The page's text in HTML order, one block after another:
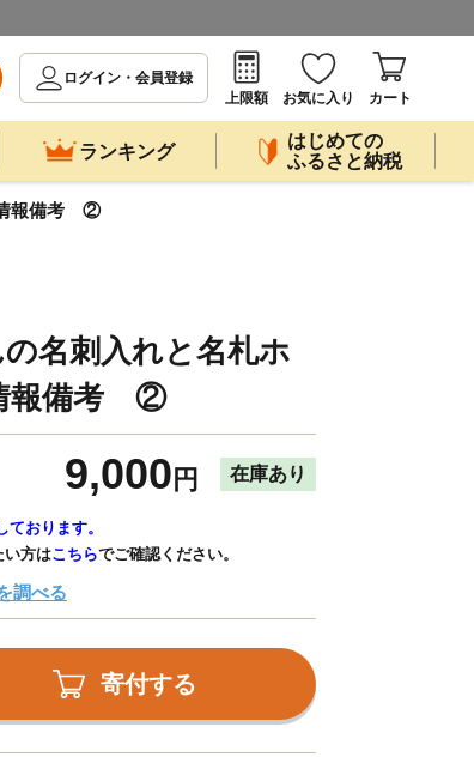
ログイン・会員登録
上限額
お気に入り カート
ランキング
はじめての
ふるさと納税
情報備考 ②
の名刺入れと名札ホ
報備考 ②
9,000 円 在庫あり
ております。
い方はこちらでご確認ください。
調べる
寄付する